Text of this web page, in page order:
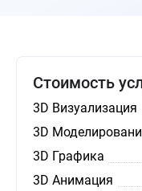
Стоимость
3D Визуализация
3D
3D Графика
3D Анимация